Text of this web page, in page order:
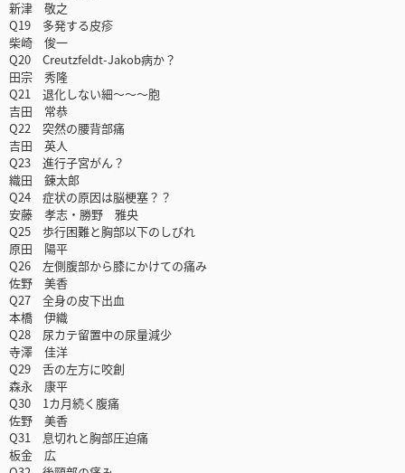
新津 敬之
Q19 多発する皮疹
柴崎 俊一
Q20 Creutzfeldt-Jakob病か？
田宗 秀隆
Q21 退化しない細～～～胞
吉田 常恭
Q22 突然の腰背部痛
吉田 英人
Q23 進行子宮がん？
織田 錬太郎
Q24 症状の原因は脳梗塞？？
安藤 孝志・勝野 雅央
Q25 歩行困難と胸部以下のしびれ
原田 陽平
Q26 左側腹部から膝にかけての痛み
佐野 美香
Q27 全身の皮下出血
本橋 伊織
Q28 尿カテ留置中の尿量減少
寺澤 佳洋
Q29 舌の左方に咬創
森永 康平
Q30 1カ月続く腹痛
佐野 美香
Q31 息切れと胸部圧迫痛
板金 広